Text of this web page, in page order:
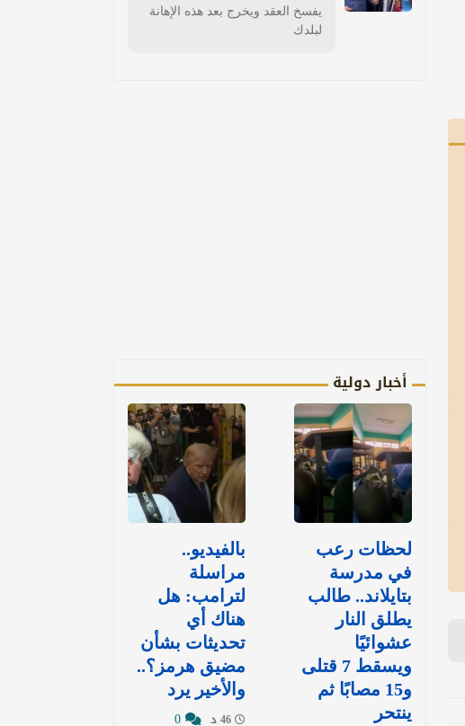
يفسخ العقد ويخرج بعد هذه الإهانة
لبلدك
أخبار دولية
لحظات رعب
في مدرسة
بتايلاند.. طالب
يطلق النار
عشوائيًا
ويسقط 7 قتلى
و15 مصابًا ثم
ينتحر
بالفيديو..
مراسلة
لترامب: هل
هناك أي
تحديثات بشأن
مضيق هرمز؟..
والأخير يرد